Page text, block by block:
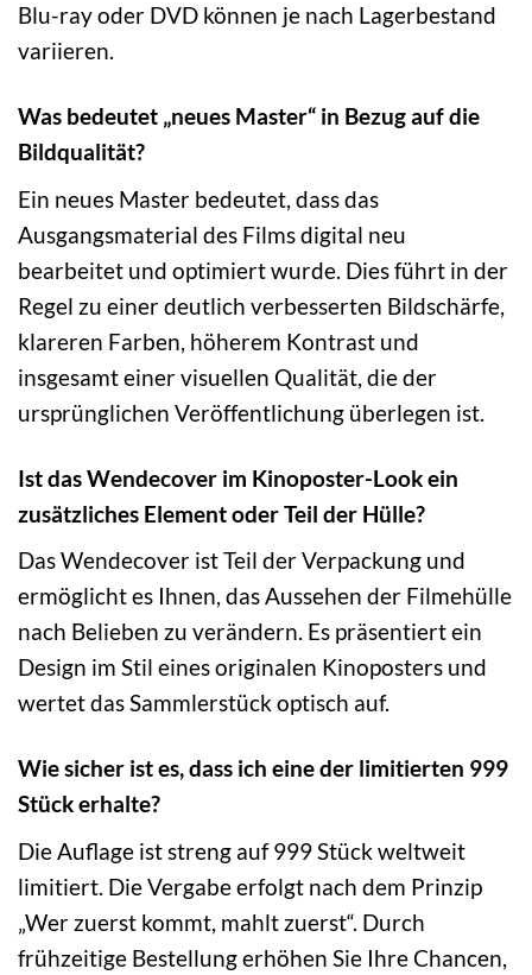
Blu-ray oder DVD können je nach Lagerbestand
variieren.
Was bedeutet „neues Master“ in Bezug auf die
Bildqualität?
Ein neues Master bedeutet, dass das
Ausgangsmaterial des Films digital neu
bearbeitet und optimiert wurde. Dies führt in der
Regel zu einer deutlich verbesserten Bildschärfe,
klareren Farben, höherem Kontrast und
insgesamt einer visuellen Qualität, die der
ursprünglichen Veröffentlichung überlegen ist.
Ist das Wendecover im Kinoposter-Look ein
zusätzliches Element oder Teil der Hülle?
Das Wendecover ist Teil der Verpackung und
ermöglicht es Ihnen, das Aussehen der Filmehülle
nach Belieben zu verändern. Es präsentiert ein
Design im Stil eines originalen Kinoposters und
wertet das Sammlerstück optisch auf.
Wie sicher ist es, dass ich eine der limitierten 999
Stück erhalte?
Die Auflage ist streng auf 999 Stück weltweit
limitiert. Die Vergabe erfolgt nach dem Prinzip
„Wer zuerst kommt, mahlt zuerst“. Durch
frühzeitige Bestellung erhöhen Sie Ihre Chancen,